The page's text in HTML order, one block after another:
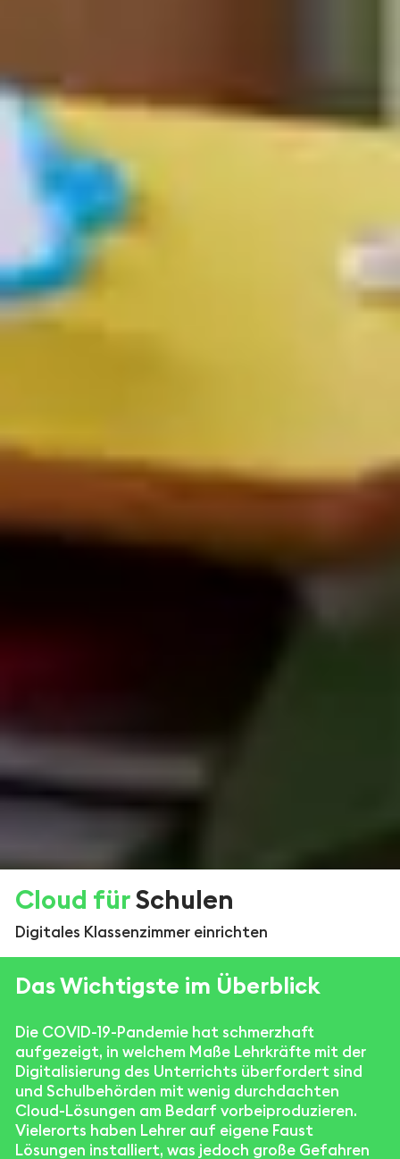
Cloud fürSchulen
Digitales Klassenzimmer einrichten
Das Wichtigste im Überblick
Die COVID-19-Pandemie hat schmerzhaft
aufgezeigt, in welchem Maße Lehrkräfte mit der
Digitalisierung des Unterrichts überfordert sind
und Schulbehörden mit wenig durchdachten
Cloud-Lösungen am Bedarf vorbeiproduzieren.
Vielerorts haben Lehrer auf eigene Faust
Lösungen installiert, was jedoch große Gefahren